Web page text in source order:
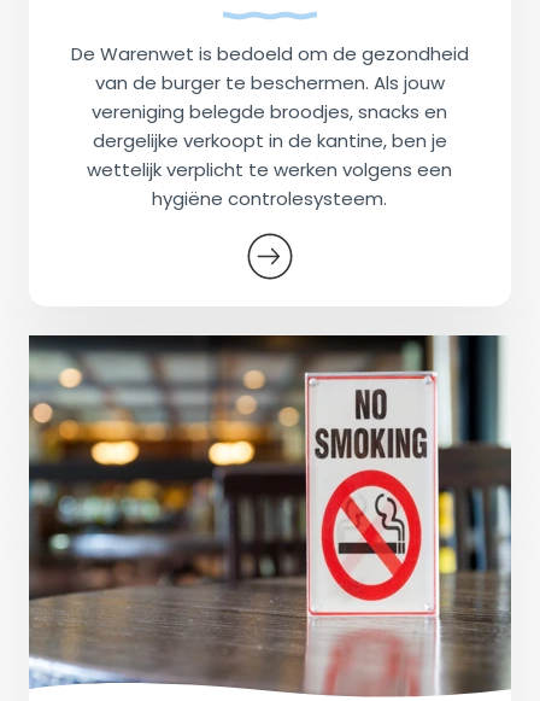
De Warenwet is bedoeld om de gezondheid
van de burger te beschermen. Als jouw
vereniging belegde broodjes, snacks en
dergelijke verkoopt in de kantine, ben je
wettelijk verplicht te werken volgens een
hygiëne controlesysteem.